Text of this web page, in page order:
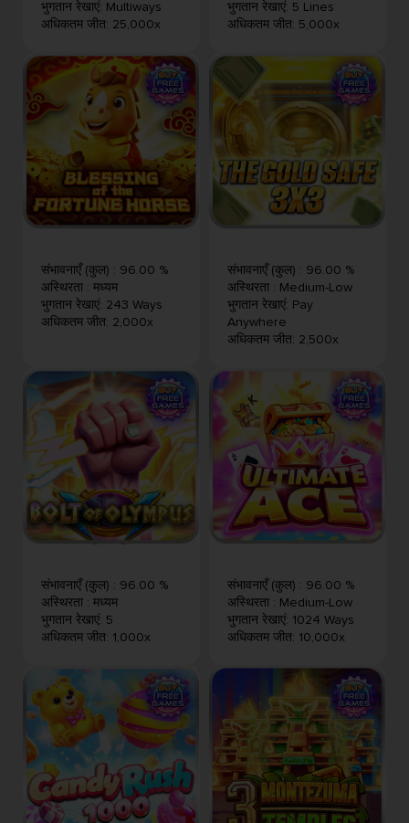
भुगतान रेखाएं: Multiways
अधिकतम जीत: 25,000x
भुगतान रेखाएं: 5 Lines
अधिकतम जीत: 5,000x
संभावनाएँ (कुल) : 96.00 %
अस्थिरता : मध्यम
भुगतान रेखाएं: 243 Ways
अधिकतम जीत: 2,000x
संभावनाएँ (कुल) : 96.00 %
अस्थिरता : Medium-Low
भुगतान रेखाएं: Pay
Anywhere
अधिकतम जीत: 2,500x
संभावनाएँ (कुल) : 96.00 %
अस्थिरता : मध्यम
भुगतान रेखाएं: 5
अधिकतम जीत: 1,000x
संभावनाएँ (कुल) : 96.00 %
अस्थिरता : Medium-Low
भुगतान रेखाएं: 1024 Ways
अधिकतम जीत: 10,000x